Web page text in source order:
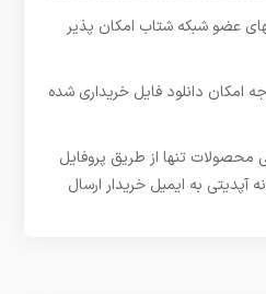
عضو شبکه شتاب امکان پذیر
امکان دانلود فایل خریداری شده
محصولات تنها از طریق پروفایل
آپدیتی به ایمیل خریدار ارسال